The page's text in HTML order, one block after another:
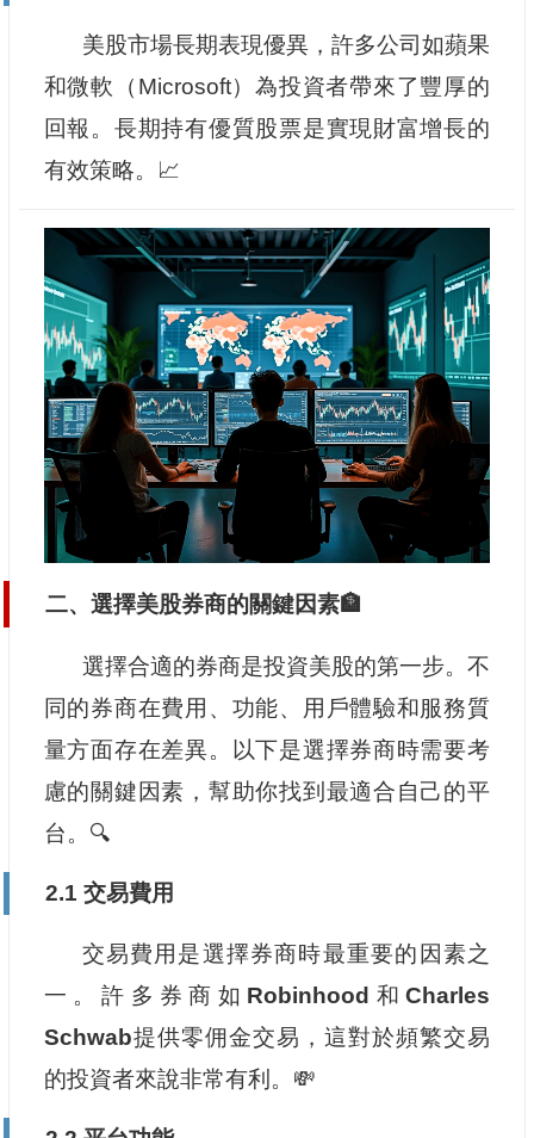
美股市場長期表現優異，許多公司如蘋果
和微軟（Microsoft）為投資者帶來了豐厚的
回報。長期持有優質股票是實現財富增長的
有效策略。📈
二、選擇美股券商的關鍵因素🏦
選擇合適的券商是投資美股的第一步。不
同的券商在費用、功能、用戶體驗和服務質
量方面存在差異。以下是選擇券商時需要考
慮的關鍵因素，幫助你找到最適合自己的平
台。🔍
2.1 交易費用
交易費用是選擇券商時最重要的因素之
一。許多券商如 Robinhood 和 Charles
Schwab提供零佣金交易，這對於頻繁交易
的投資者來說非常有利。💸